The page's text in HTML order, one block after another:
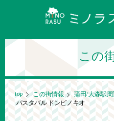
この
top この街情報
蒲田/大森駅周
パスタバル ドンピノキオ